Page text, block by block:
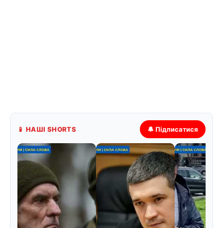
📱 НАШІ SHORTS 🔔 Підписатися